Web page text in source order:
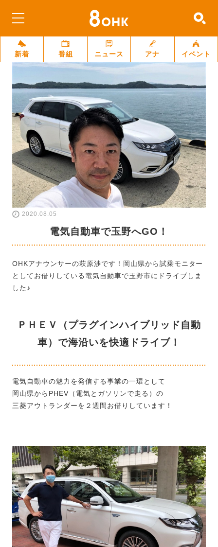
新着 番組 ニュース アナ イベント
2020.08.05
電気自動車で玉野へGO！
OHKアナウンサーの萩原渉です！岡山県から試乗モニター
としてお借りしている電気自動車で玉野市にドライブしま
した♪
ＰＨＥＶ（プラグインハイブリッド自動
車）で海沿いを快適ドライブ！
電気自動車の魅力を発信する事業の一環として
岡山県からPHEV（電気とガソリンで走る）の
三菱アウトランダーを２週間お借りしています！